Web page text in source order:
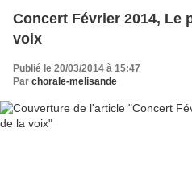
Concert Février 2014, Le
voix
Publié le 20/03/2014 à 15:47
Par chorale-melisande